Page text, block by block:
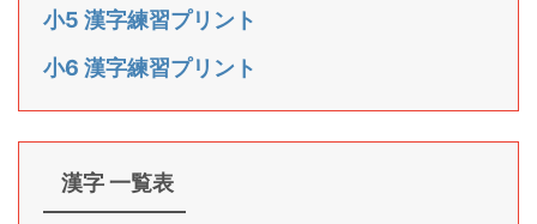
小5 漢字練習プリント
小6 漢字練習プリント
漢字 一覧表